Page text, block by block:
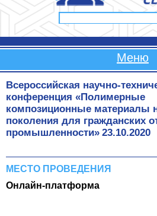
Форма поиска
Меню
Всероссийская научно-
конференция «Полимерные
композиционные материалы
поколения для гражданских
промышленности» 23.10.2020
МЕСТО ПРОВЕДЕНИЯ
Онлайн-платформа